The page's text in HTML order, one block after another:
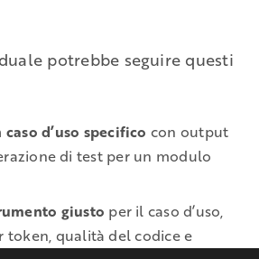
potrebbe seguire questi
d’uso specifico con output
di test per un modulo
giusto per il caso d’uso,
token, qualità del codice e